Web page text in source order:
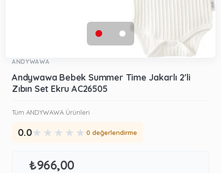
ANDYWAWA
Andywawa Bebek Summer Time Jakarlı 2'li
Zıbın Set Ekru AC26505
Tüm ANDYWAWA Ürünleri
0.0★ ★ ★ ★ ★ 0 değerlendirme
₺966,00